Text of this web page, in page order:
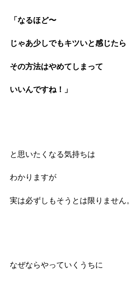
「なるほど〜
じゃあ少しでもキツいと感じたら
その方法はやめてしまって
いいんですね！」
と思いたくなる気持ちは
わかりますが
実は必ずしもそうとは限りません。
なぜならやっていくうちに